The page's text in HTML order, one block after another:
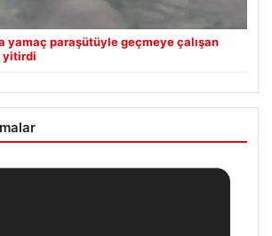
yamaç paraşütüyle geçmeye çalışan
yitirdi